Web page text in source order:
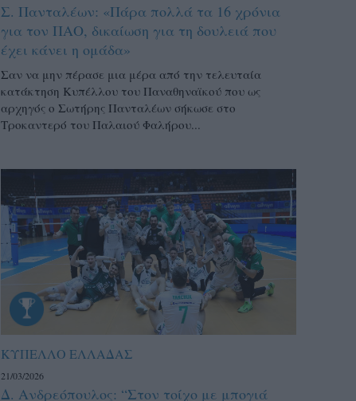
Σ. Πανταλέων: «Πάρα πολλά τα 16 χρόνια
για τον ΠΑΟ, δικαίωση για τη δουλειά που
έχει κάνει η ομάδα»
Σαν να μην πέρασε μια μέρα από την τελευταία
κατάκτηση Κυπέλλου του Παναθηναϊκού που ως
αρχηγός ο Σωτήρης Πανταλέων σήκωσε στο
Τροκαντερό του Παλαιού Φαλήρου...
ΚΥΠΕΛΛΟ ΕΛΛΑΔΑΣ
21/03/2026
Δ. Ανδρεόπουλος: “Στον τοίχο με μπογιά